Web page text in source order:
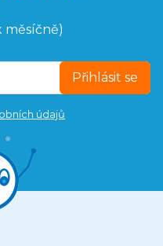
měsíčně)
Přihlásit se
údajů